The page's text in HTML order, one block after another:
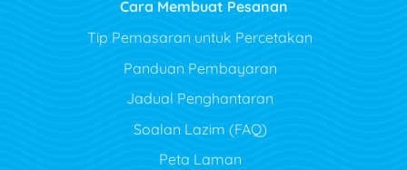
Cara Membuat Pesanan
Tip Pemasaran untuk Percetakan
Panduan Pembayaran
Jadual Penghantaran
Soalan Lazim (FAQ)
Peta Laman